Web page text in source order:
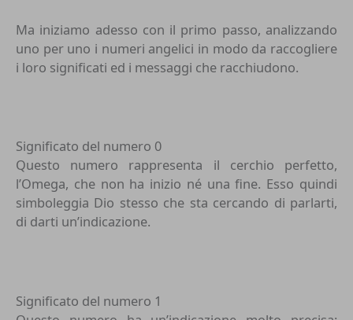
Ma iniziamo adesso con il primo passo, analizzando
uno per uno i numeri angelici in modo da raccogliere
i loro significati ed i messaggi che racchiudono.
Significato del numero 0
Questo numero rappresenta il cerchio perfetto,
l’Omega, che non ha inizio né una fine. Esso quindi
simboleggia Dio stesso che sta cercando di parlarti,
di darti un’indicazione.
Significato del numero 1